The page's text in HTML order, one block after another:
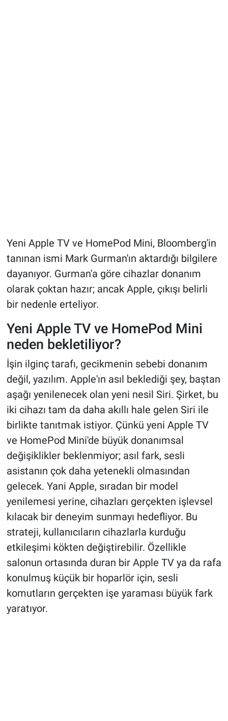
Yeni Apple TV ve HomePod Mini, Bloomberg'in
tanınan ismi Mark Gurman'ın aktardığı bilgilere
dayanıyor. Gurman'a göre cihazlar donanım
olarak çoktan hazır; ancak Apple, çıkışı belirli
bir nedenle erteliyor.
Yeni Apple TV ve HomePod Mini
neden bekletiliyor?
İşin ilginç tarafı, gecikmenin sebebi donanım
değil, yazılım. Apple'ın asıl beklediği şey, baştan
aşağı yenilenecek olan yeni nesil Siri. Şirket, bu
iki cihazı tam da daha akıllı hale gelen Siri ile
birlikte tanıtmak istiyor. Çünkü yeni Apple TV
ve HomePod Mini'de büyük donanımsal
değişiklikler beklenmiyor; asıl fark, sesli
asistanın çok daha yetenekli olmasından
gelecek. Yani Apple, sıradan bir model
yenilemesi yerine, cihazları gerçekten işlevsel
kılacak bir deneyim sunmayı hedefliyor. Bu
strateji, kullanıcıların cihazlarla kurduğu
etkileşimi kökten değiştirebilir. Özellikle
salonun ortasında duran bir Apple TV ya da rafa
konulmuş küçük bir hoparlör için, sesli
komutların gerçekten işe yaraması büyük fark
yaratıyor.